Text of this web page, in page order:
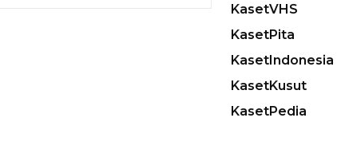
KasetVHS
KasetPita
KasetIndonesia
KasetKusut
KasetPedia